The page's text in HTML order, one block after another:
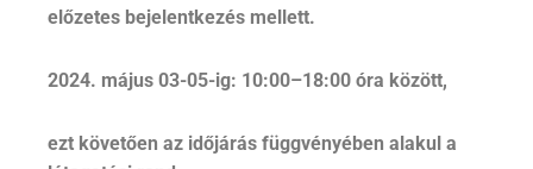
előzetes bejelentkezés mellett.
2024. május 03-05-ig: 10:00–18:00 óra között,
ezt követően az időjárás függvényében alakul a